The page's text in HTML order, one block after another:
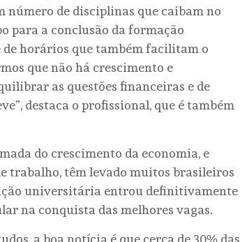
de disciplinas que caibam no
para a conclusão da formação
horários que também facilitam o
que não há crescimento e
as questões financeiras e de
destaca o profissional, que é também
do crescimento da economia, e
trabalho, têm levado muitos brasileiros
universitária entrou definitivamente
na conquista das melhores vagas.
a boa notícia é que cerca de 30% das